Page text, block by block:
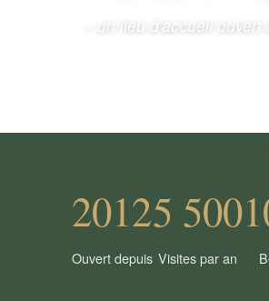
– un lieu d'accueil ouvert
2012
Ouvert depuis
5 500
Visites par an